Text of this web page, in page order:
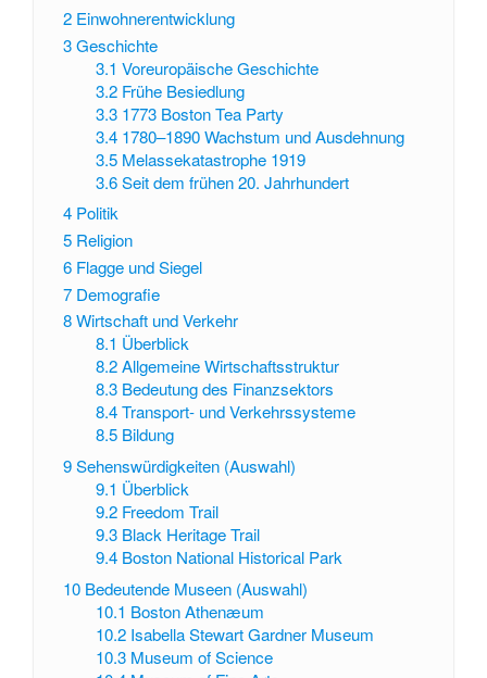
2 Einwohnerentwicklung
3Geschichte
3.1 Voreuropäische Geschichte
3.2 Frühe Besiedlung
3.3 1773 Boston Tea Party
3.4 1780–1890 Wachstum und Ausdehnung
3.5 Melassekatastrophe 1919
3.6 Seit dem frühen 20. Jahrhundert
4 Politik
5 Religion
6 Flagge und Siegel
7 Demografie
8Wirtschaft und Verkehr
8.1 Überblick
8.2 Allgemeine Wirtschaftsstruktur
8.3 Bedeutung des Finanzsektors
8.4 Transport- und Verkehrssysteme
8.5 Bildung
9Sehenswürdigkeiten (Auswahl)
9.1 Überblick
9.2 Freedom Trail
9.3 Black Heritage Trail
9.4 Boston National Historical Park
10 Bedeutende Museen (Auswahl)
10.1 Boston Athenæum
10.2 Isabella Stewart Gardner Museum
10.3 Museum of Science